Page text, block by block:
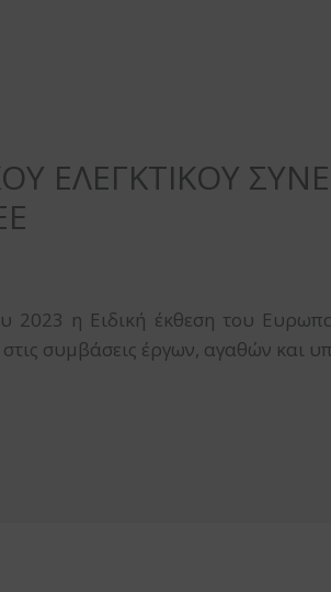
ΕΛΕΓΚΤΙΚΟΥ
2023 η Ειδική έκθεση του
συμβάσεις έργων, αγαθών και